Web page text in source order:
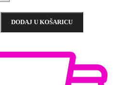
DODAJ U KOŠARICU